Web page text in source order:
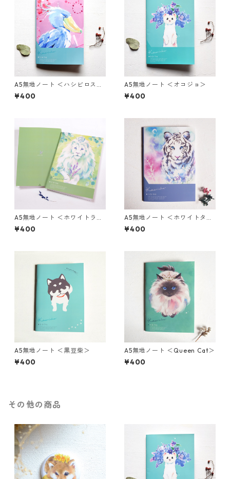
A5無地ノート ＜ハシビロスプ
リング＞
¥400
A5無地ノート ＜オコジョ＞
¥400
A5無地ノート ＜ホワイトライ
オンキング＞
¥400
A5無地ノート ＜ホワイトタイ
ガー＞
¥400
A5無地ノート ＜黒豆柴＞
¥400
A5無地ノート ＜Queen Cat＞
¥400
その他の商品